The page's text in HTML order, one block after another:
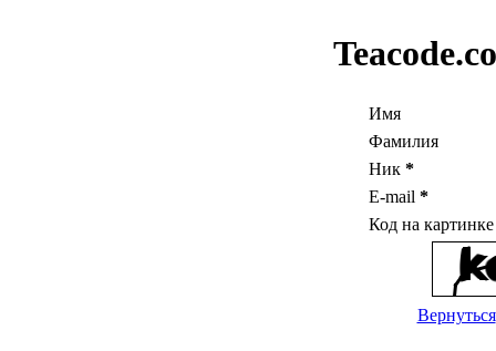
Имя
Фамилия
Ник *
E-mail *
Код на
Вернуться